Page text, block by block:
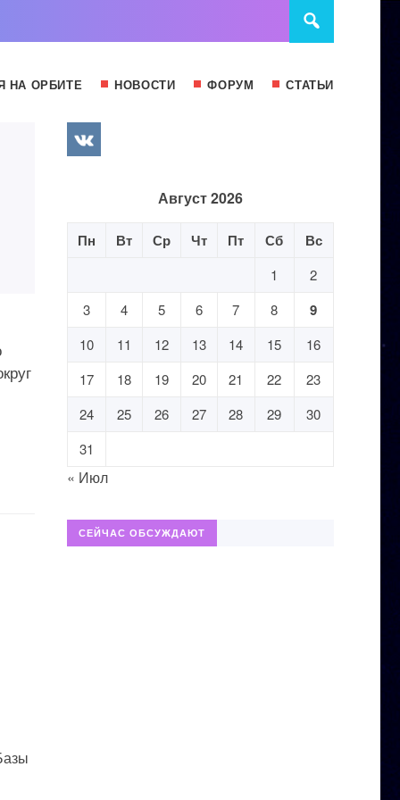
НА ОРБИТЕ НОВОСТИ ФОРУМ СТАТЬИ
Август 2026
Пн Вт Ср Чт Пт Сб Вс
1
2
3
4 5 6 7 8 9
10 11 12 13 14 15
16
17
18 19 20 21 22
23
24
25 26 27 28 29
30
31
« Июл
СЕЙЧАС ОБСУЖДАЮТ